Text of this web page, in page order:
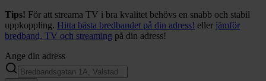
Tips! För att streama TV i bra kvalitet behövs en snabb och stabil
uppkoppling. Hitta bästa bredbandet på din adress! eller jämför
bredband, TV och streaming på din adress!
Ange din adress